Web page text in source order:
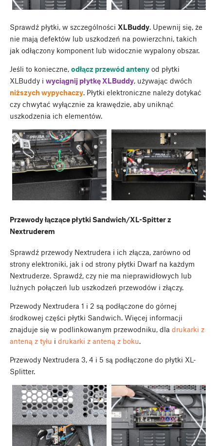
Sprawdź płytki, w szczególności XLBuddy. Upewnij się, że
nie mają defektów lub uszkodzeń na powierzchni, takich
jak odłączony komponent lub widocznie wypalony obszar.
Jeśli to konieczne, odłącz przewód anteny od płytki
XLBuddy i wyciągnij płytkę XLBuddy, używając dwóch
niższych wypychaczy. Płytki elektroniczne należy dotykać
czy chwytać wyłącznie za krawędzie, aby uniknąć
uszkodzenia ich elementów.
Przewody łączące płytki Sandwich/XL-Spitter z
Nextruderem
Sprawdź przewody Nextrudera i ich złącza, zarówno od
strony elektroniki, jak i od strony płytki Dwarf na każdym
Nextruderze. Sprawdź, czy nie ma nieprawidłowych lub
luźnych połączeń lub uszkodzeń przewodów i złączy.
Przewody Nextrudera 1 i 2 są podłączone do górnej
środkowej części płytki Sandwich. Więcej informacji
znajduje się w podlinkowanym przewodniku, dla drukarki z
anteną z tyłu i drukarki z anteną z boku.
Przewody Nextrudera 3, 4 i 5 są podłączone do płytki XL-
Splitter.